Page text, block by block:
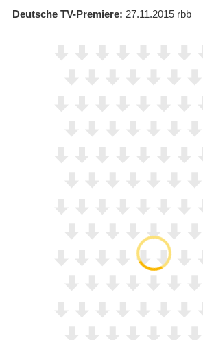
Deutsche TV-Premiere 27.11.2015 rbb